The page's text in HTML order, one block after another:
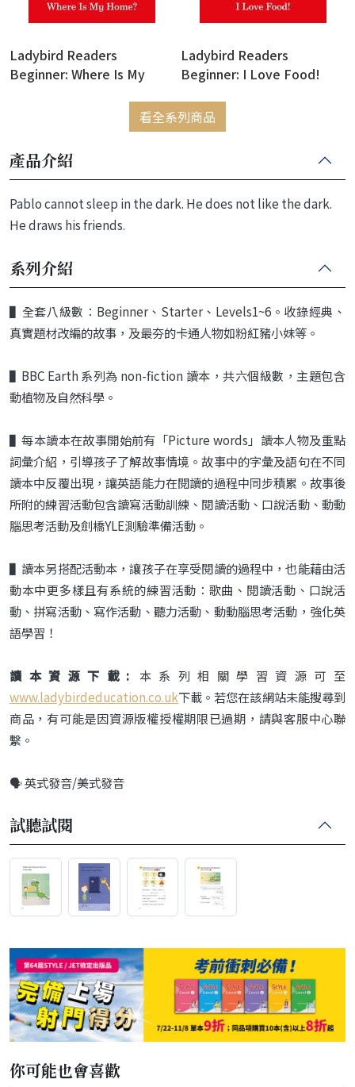
Ladybird Readers
Beginner: Where Is My
Ladybird Readers
Beginner: I Love Food!
看全系列商品
產品介紹
Pablo cannot sleep in the dark. He does not like the dark.
He draws his friends.
系列介紹
▌ 全套八級數： Beginner、 Starter、 Levels1~6 。收錄經典、
真實題材改編的故事， 及最夯的卡通人物如粉紅豬小妹等。
▌BBC Earth 系列為 non-fiction 讀本，共六個級數，主題包含
動植物及自然科學。
▌每本讀本在故事開始前有「Picture words」讀本人物及重點
詞彙介紹，引導孩子了解故事情境。故事中的字彙及語句在不同
讀本中反覆出現，讓英語能力在閱讀的過程中同步積累。故事後
所附的練習活動包含讀寫活動訓練、閱讀活動、口說活動、動動
腦思考活動及劍橋YLE測驗準備活動。
▌讀本另搭配活動本，讓孩子在享受閱讀的過程中，也能藉由活
動本中更多樣且有系統的練習活動：歌曲、閱讀活動、口說活
動、拼寫活動、寫作活動、聽力活動、動動腦思考活動，強化英
語學習！
讀本資源下載: 本系列相關學習資源可至
www.ladybirdeducation.co.uk下載。若您在該網站未能搜尋到
商品，有可能是因資源版權授權期限已過期，請與客服中心聯
繫。
🗣️ 英式發音/美式發音
試聽試閱
你可能也會喜歡